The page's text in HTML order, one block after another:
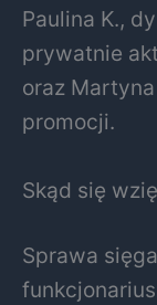
Paulina K.,
prywatnie
oraz
promocji.
Skąd się
Sprawa